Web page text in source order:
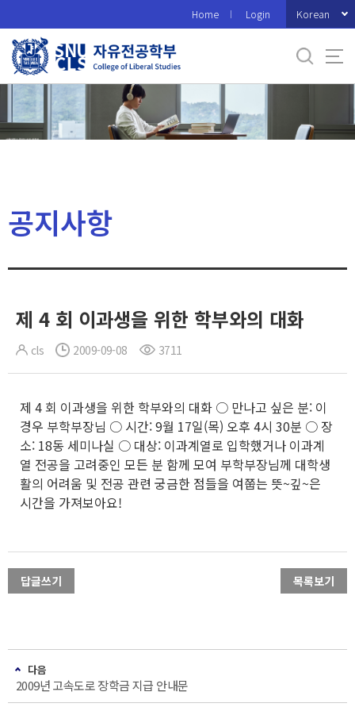
로
메
Home Login Korean
공지사항
제 4 회 이과생을 위한 학부와의 대화
cls 2009-09-08 3711
제 4 회 이과생을 위한 학부와의 대화 ○ 만나고 싶은 분: 이
경우 부학부장님 ○ 시간: 9월 17일(목) 오후 4시 30분 ○ 장
소: 18동 세미나실 ○ 대상: 이과계열로 입학했거나 이과계
열 전공을 고려중인 모든 분 함께 모여 부학부장님께 대학생
활의 어려움 및 전공 관련 궁금한 점들을 여쭙는 뜻~깊~은
시간을 가져보아요!
답글쓰기 목록보기
다음
2009년 고속도로 장학금 지급 안내문